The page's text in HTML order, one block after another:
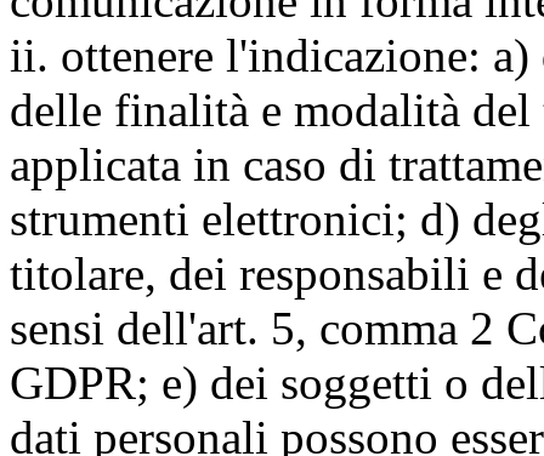
ii. ottenere l'indicazione:
delle finalità e modalità
applicata in caso di
strumenti elettronici; d)
titolare, dei responsabili e
sensi dell'art. 5, comma 2
GDPR; e) dei soggetti o
dati personali possono